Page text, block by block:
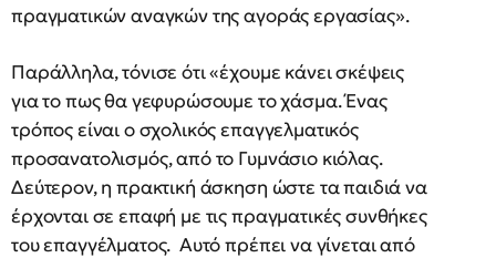
πραγματικών αναγκών της αγοράς εργασίας».
Παράλληλα, τόνισε ότι «έχουμε κάνει σκέψεις
για το πως θα γεφυρώσουμε το χάσμα. Ένας
τρόπος είναι ο σχολικός επαγγελματικός
προσανατολισμός, από το Γυμνάσιο κιόλας.
Δεύτερον, η πρακτική άσκηση ώστε τα παιδιά να
έρχονται σε επαφή με τις πραγματικές συνθήκες
του επαγγέλματος. Αυτό πρέπει να γίνεται από